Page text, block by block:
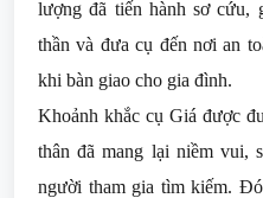
lượng đã tiến hành sơ cứu,
thần và đưa cụ đến nơi an
khi bàn giao cho gia đình.
Khoảnh khắc cụ Giá được
thân đã mang lại niềm vui,
người tham gia tìm kiếm.